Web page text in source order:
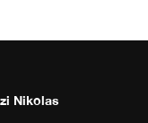
Nikolas